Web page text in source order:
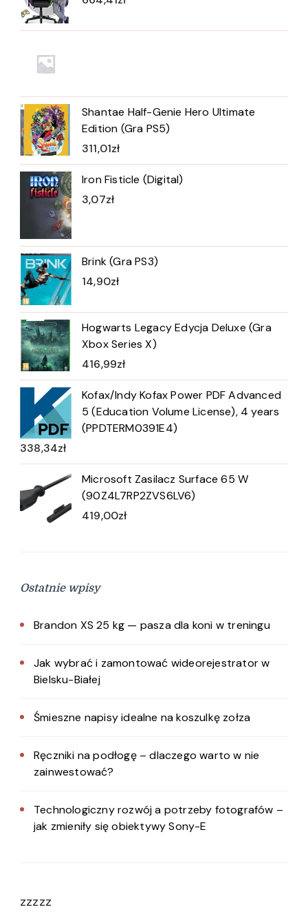
Shantae Half-Genie Hero Ultimate
Edition (Gra PS5)
311,01zł
Iron Fisticle (Digital)
3,07zł
Brink (Gra PS3)
14,90zł
Hogwarts Legacy Edycja Deluxe (Gra
Xbox Series X)
416,99zł
Kofax/Indy Kofax Power PDF Advanced
5 (Education Volume License), 4 years
(PPDTERM0391E4)
338,34zł
Microsoft Zasilacz Surface 65 W
(90Z4L7RP2ZVS6LV6)
419,00zł
Ostatnie wpisy
Brandon XS 25 kg — pasza dla koni w treningu
Jak wybrać i zamontować wideorejestrator w
Bielsku-Białej
Śmieszne napisy idealne na koszulkę zołza
Ręczniki na podłogę – dlaczego warto w nie
zainwestować?
Technologiczny rozwój a potrzeby fotografów –
jak zmieniły się obiektywy Sony-E
zzzzz